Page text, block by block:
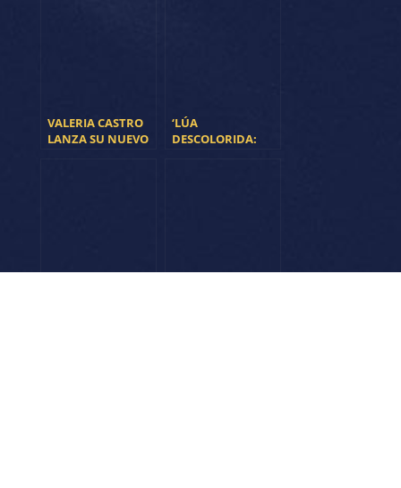
VALERIA CASTRO
LANZA SU NUEVO
‘LÚA
DESCOLORIDA: